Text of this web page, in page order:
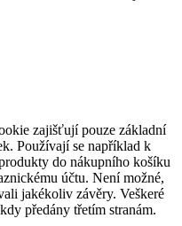
zajišťují pouze základní
Používají se například k
do nákupního košíku
účtu. Není možné,
jakékoliv závěry. Veškeré
předány třetím stranám.